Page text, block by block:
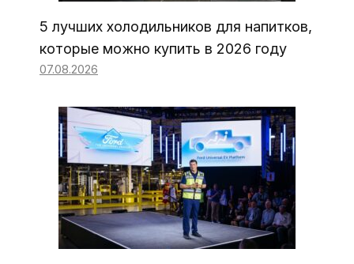
5 лучших холодильников для напитков,
которые можно купить в 2026 году
07.08.2026